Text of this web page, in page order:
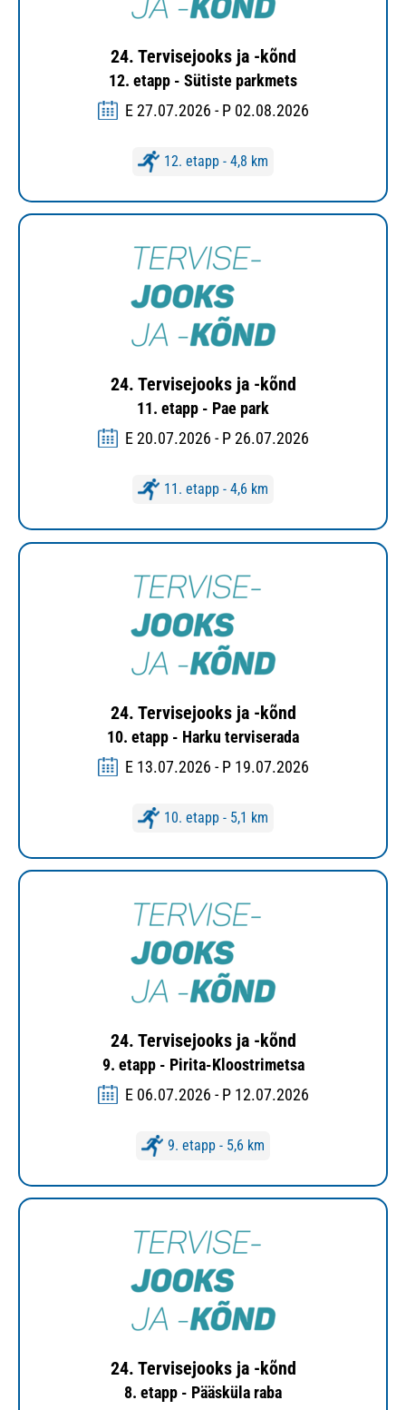
24. Tervisejooks ja -kõnd
12. etapp - Sütiste parkmets
E 27.07.2026 - P 02.08.2026
12. etapp - 4,8 km
24. Tervisejooks ja -kõnd
11. etapp - Pae park
E 20.07.2026 - P 26.07.2026
11. etapp - 4,6 km
24. Tervisejooks ja -kõnd
10. etapp - Harku terviserada
E 13.07.2026 - P 19.07.2026
10. etapp - 5,1 km
24. Tervisejooks ja -kõnd
9. etapp - Pirita-Kloostrimetsa
E 06.07.2026 - P 12.07.2026
9. etapp - 5,6 km
24. Tervisejooks ja -kõnd
8. etapp - Pääsküla raba